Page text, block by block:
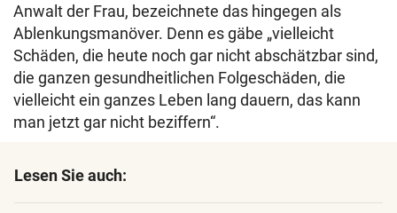
Anwalt der Frau, bezeichnete das hingegen als
Ablenkungsmanöver. Denn es gäbe „vielleicht
Schäden, die heute noch gar nicht abschätzbar sind,
die ganzen gesundheitlichen Folgeschäden, die
vielleicht ein ganzes Leben lang dauern, das kann
man jetzt gar nicht beziffern“.
Lesen Sie auch: